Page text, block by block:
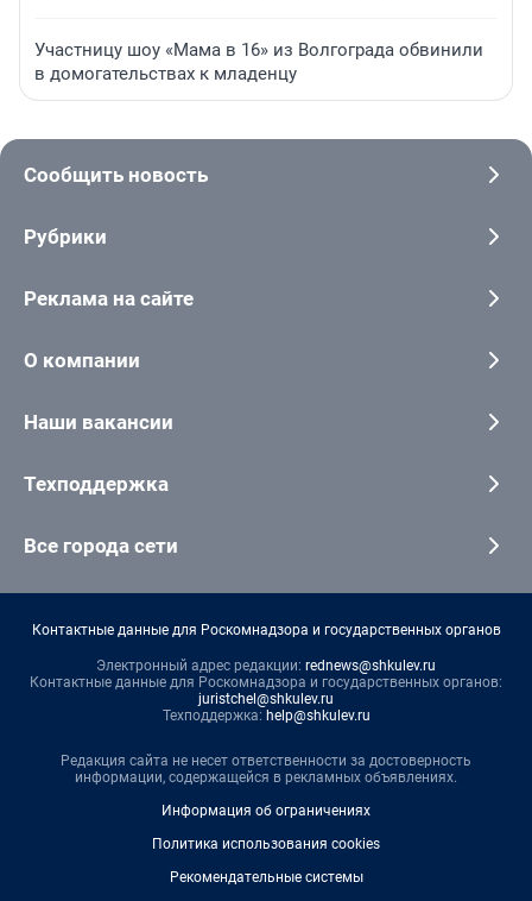
Участницу шоу «Мама в 16» из Волгограда обвинили
в домогательствах к младенцу
Сообщить новость
Рубрики
Реклама на сайте
О компании
Наши вакансии
Техподдержка
Все города сети
Контактные данные для Роскомнадзора и государственных органов
Электронный адрес редакции: rednews@shkulev.ru
Контактные данные для Роскомнадзора и государственных органов:
juristchel@shkulev.ru
Техподдержка: help@shkulev.ru
Редакция сайта не несет ответственности за достоверность
информации, содержащейся в рекламных объявлениях.
Информация об ограничениях
Политика использования cookies
Рекомендательные системы